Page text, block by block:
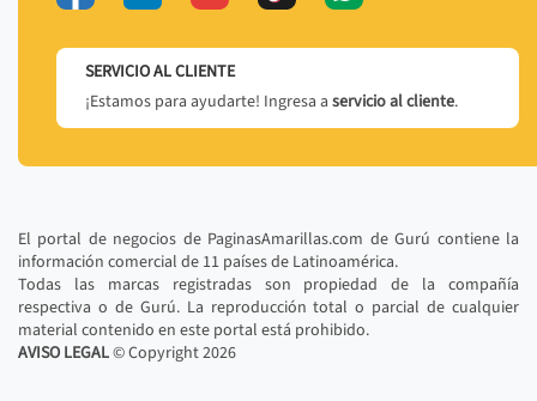
SERVICIO AL CLIENTE
¡Estamos para ayudarte! Ingresa a servicio al cliente.
El portal de negocios de PaginasAmarillas.com de Gurú contiene la
información comercial de 11 países de Latinoamérica.
Todas las marcas registradas son propiedad de la compañía
respectiva o de Gurú. La reproducción total o parcial de cualquier
material contenido en este portal está prohibido.
AVISO LEGAL© Copyright2026